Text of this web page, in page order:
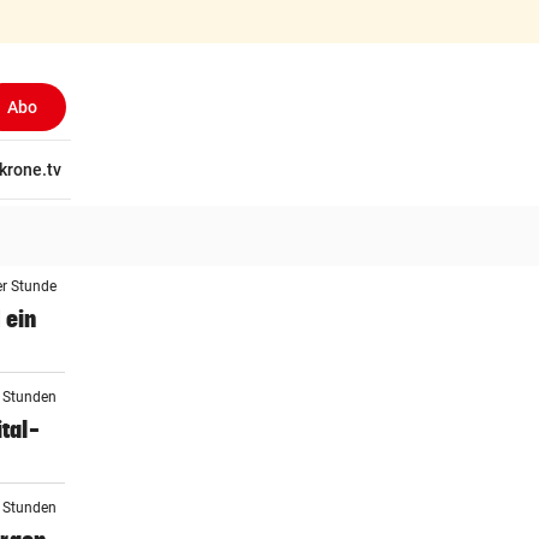
Abo
krone.tv
Stunde
ein